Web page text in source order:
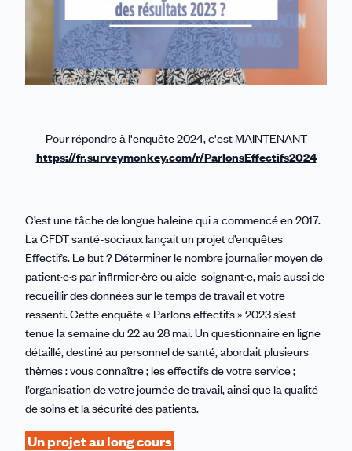
Pour répondre à l'enquête 2024, c'est MAINTENANT
https://fr.surveymonkey.com/r/ParlonsEffectifs2024
C’est une tâche de longue haleine qui a commencé en 2017.
La CFDT santé-sociaux lançait un projet d’enquêtes
Effectifs. Le but ? Déterminer le nombre journalier moyen de
patient·e·s par infirmier·ère ou aide-soignant·e, mais aussi de
recueillir des données sur le temps de travail et votre
ressenti. Cette enquête « Parlons effectifs » 2023 s’est
tenue la semaine du 22 au 28 mai. Un questionnaire en ligne
détaillé, destiné au personnel de santé, abordait plusieurs
thèmes : vous connaître ; les effectifs de votre service ;
l’organisation de votre journée de travail, ainsi que la qualité
de soins et la sécurité des patients.
Un projet au long cours